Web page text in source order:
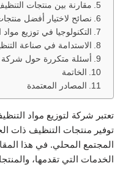
مقارنة بين منتجات
نصائح لاختيار أفضل
التكنولوجيا في توزيع
الاستدامة في صناعة
أسئلة متكررة حول شركة
الخاتمة
المصادر المعتمدة
تعتبر شركة لتوزيع مواد
توفير منتجات التنظيف ذات
المجتمع المحلي. في هذا
الخدمات التي تقدمها،